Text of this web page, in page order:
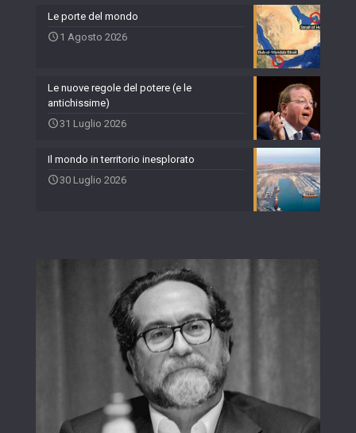
Le porte del mondo
1 Agosto 2026
Le nuove regole del potere (e le
antichissime)
31 Luglio 2026
Il mondo in territorio inesplorato
30 Luglio 2026